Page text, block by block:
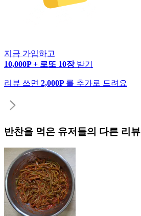
지금 가입하고
10,000P + 로또 10장 받기
리뷰 쓰면 2,000P 를 추가로 드려요
반찬을 먹은 유저들의 다른 리뷰